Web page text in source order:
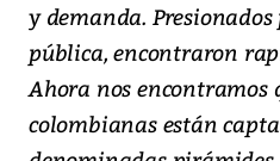
y demanda.
pública, encontraron
Ahora nos encontramos
colombianas están